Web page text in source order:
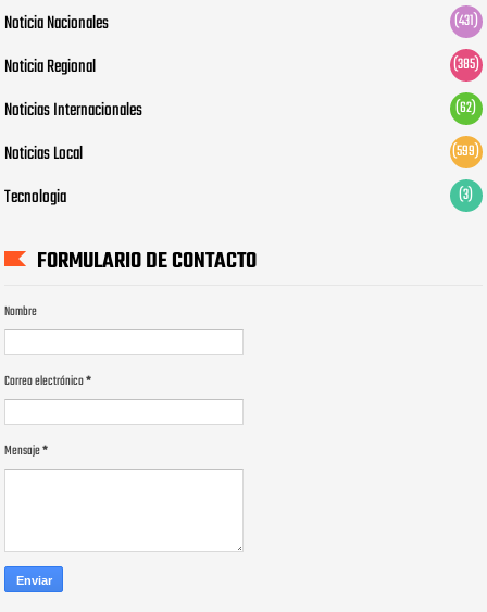
Noticia Nacionales (431)
Noticia Regional (385)
Noticias Internacionales (62)
Noticias Local (599)
Tecnologia (3)
FORMULARIO DE CONTACTO
Nombre
Correo electrónico*
Mensaje*